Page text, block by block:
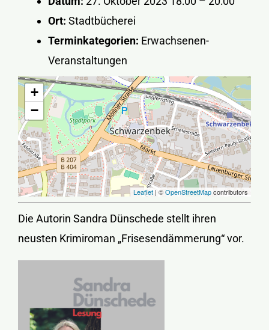
Ort: Stadtbücherei
Terminkategorien: Erwachsenen-
Veranstaltungen
+
−
Leaflet | ©OpenStreetMapcontributors
Die Autorin Sandra Dünschede stellt ihren
neusten Krimiroman „Frisesendämmerung“ vor.